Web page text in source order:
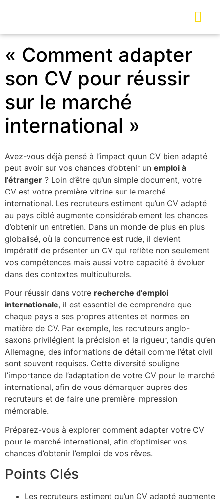
« Comment adapter
son CV pour réussir
sur le marché
international »
Avez-vous déjà pensé à l’impact qu’un CV bien adapté
peut avoir sur vos chances d’obtenir un emploi à
l’étranger ? Loin d’être qu’un simple document, votre
CV est votre première vitrine sur le marché
international. Les recruteurs estiment qu’un CV adapté
au pays ciblé augmente considérablement les chances
d’obtenir un entretien. Dans un monde de plus en plus
globalisé, où la concurrence est rude, il devient
impératif de présenter un CV qui reflète non seulement
vos compétences mais aussi votre capacité à évoluer
dans des contextes multiculturels.
Pour réussir dans votre recherche d’emploi
internationale, il est essentiel de comprendre que
chaque pays a ses propres attentes et normes en
matière de CV. Par exemple, les recruteurs anglo-
saxons privilégient la précision et la rigueur, tandis qu’en
Allemagne, des informations de détail comme l’état civil
sont souvent requises. Cette diversité souligne
l’importance de l’adaptation de votre CV pour le marché
international, afin de vous démarquer auprès des
recruteurs et de faire une première impression
mémorable.
Préparez-vous à explorer comment adapter votre CV
pour le marché international, afin d’optimiser vos
chances d’obtenir l’emploi de vos rêves.
Points Clés
Les recruteurs estiment qu’un CV adapté augmente